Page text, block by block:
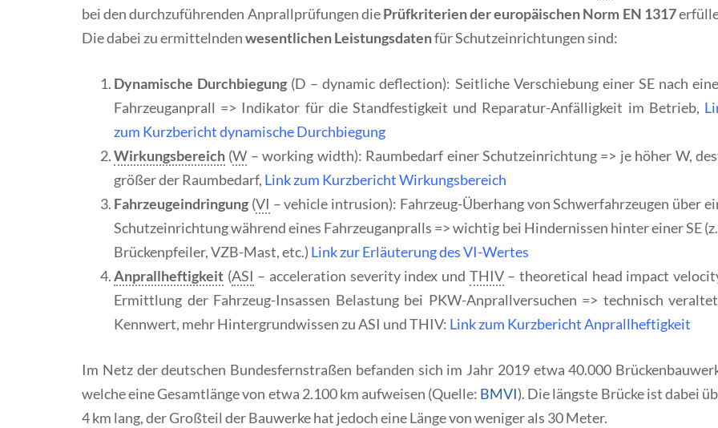
bei den durchzuführenden Anprallprüfungen diePrüfkriterien der europäischen Norm EN 1317
Die dabei zu ermittelndenwesentlichen Leistungsdatenfür Schutzeinrichtungen sind:
Dynamische Durchbiegung (D – dynamic deflection): Seitliche Verschiebung einer SE nach
Fahrzeuganprall => Indikator für die Standfestigkeit und Reparatur-Anfälligkeit im Betrieb,
zum Kurzbericht dynamische Durchbiegung
Wirkungsbereich (W – working width): Raumbedarf einer Schutzeinrichtung => je höher W,
größer der Raumbedarf, Link zum Kurzbericht Wirkungsbereich
Fahrzeugeindringung (VI – vehicle intrusion): Fahrzeug-Überhang von Schwerfahrzeugen über
Schutzeinrichtung während eines Fahrzeuganpralls => wichtig bei Hindernissen hinter einer SE
Brückenpfeiler, VZB-Mast, etc.) Link zur Erläuterung des VI-Wertes
Anprallheftigkeit (ASI – acceleration severity index und THIV– theoretical head impact
Ermittlung der Fahrzeug-Insassen Belastung bei PKW-Anprallversuchen => technisch
Kennwert, mehr Hintergrundwissen zu ASI und THIV: Link zum Kurzbericht Anprallheftigkeit
Im Netz der deutschen Bundesfernstraßen befanden sich im Jahr 2019 etwa 40.000
welche eine Gesamtlänge von etwa 2.100 km aufweisen (Quelle: BMVI). Die längste Brücke ist dabei
4 km lang, der Großteil der Bauwerke hat jedoch eine Länge von weniger als 30 Meter.